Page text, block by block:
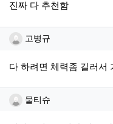
진짜 다 추천함
고병규님의 댓
고병규
다 하려면 체력좀 길러서
물티슈님의 댓
물티슈